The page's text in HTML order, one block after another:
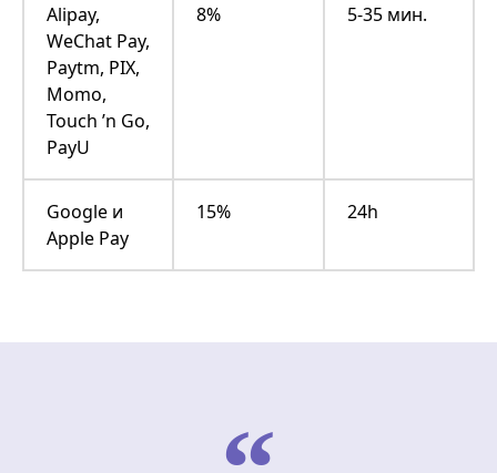
Alipay,
WeChat Pay,
Paytm, PIX,
Momo,
Touch ’n Go,
PayU
8% 5-35 мин.
Google и
Apple Pay
15% 24h